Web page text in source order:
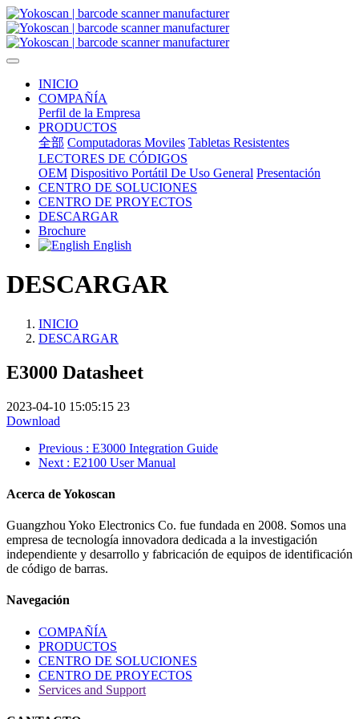
INICIO
COMPAÑÍA
Perfil de la Empresa
PRODUCTOS
全部 Computadoras Moviles Tabletas Resistentes
LECTORES DE CÓDIGOS
OEM Dispositivo Portátil De Uso General Presentación
CENTRO DE SOLUCIONES
CENTRO DE PROYECTOS
DESCARGAR
Brochure
English
DESCARGAR
INICIO
DESCARGAR
E3000 Datasheet
2023-04-10 15:05:15 23
Download
Previous : E3000 Integration Guide
Next : E2100 User Manual
Acerca de Yokoscan
Guangzhou Yoko Electronics Co. fue fundada en 2008. Somos una
empresa de tecnología innovadora dedicada a la investigación
independiente y desarrollo y fabricación de equipos de identificación
de código de barras.
Navegación
COMPAÑÍA
PRODUCTOS
CENTRO DE SOLUCIONES
CENTRO DE PROYECTOS
Services and Support